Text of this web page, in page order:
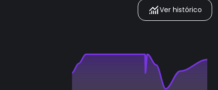
Ver histórico